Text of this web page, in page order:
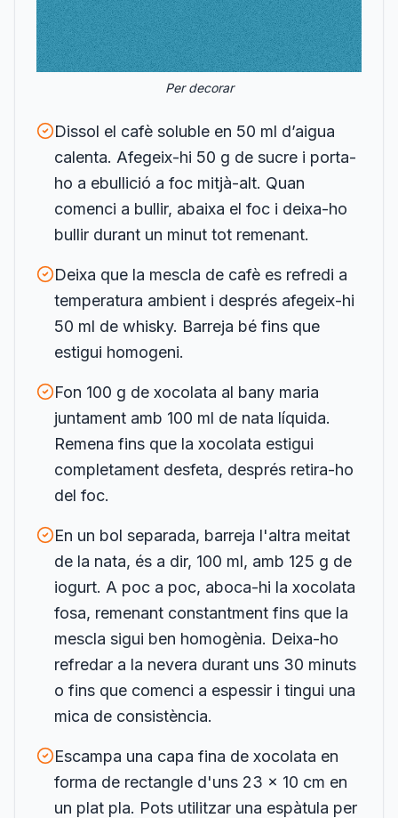
Per decorar
Dissol el cafè soluble en 50 ml d’aigua
calenta. Afegeix-hi 50 g de sucre i porta-
ho a ebullició a foc mitjà-alt. Quan
comenci a bullir, abaixa el foc i deixa-ho
bullir durant un minut tot remenant.
Deixa que la mescla de cafè es refredi a
temperatura ambient i després afegeix-hi
50 ml de whisky. Barreja bé fins que
estigui homogeni.
Fon 100 g de xocolata al bany maria
juntament amb 100 ml de nata líquida.
Remena fins que la xocolata estigui
completament desfeta, després retira-ho
del foc.
En un bol separada, barreja l'altra meitat
de la nata, és a dir, 100 ml, amb 125 g de
iogurt. A poc a poc, aboca-hi la xocolata
fosa, remenant constantment fins que la
mescla sigui ben homogènia. Deixa-ho
refredar a la nevera durant uns 30 minuts
o fins que comenci a espessir i tingui una
mica de consistència.
Escampa una capa fina de xocolata en
forma de rectangle d'uns 23 x 10 cm en
un plat pla. Pots utilitzar una espàtula per